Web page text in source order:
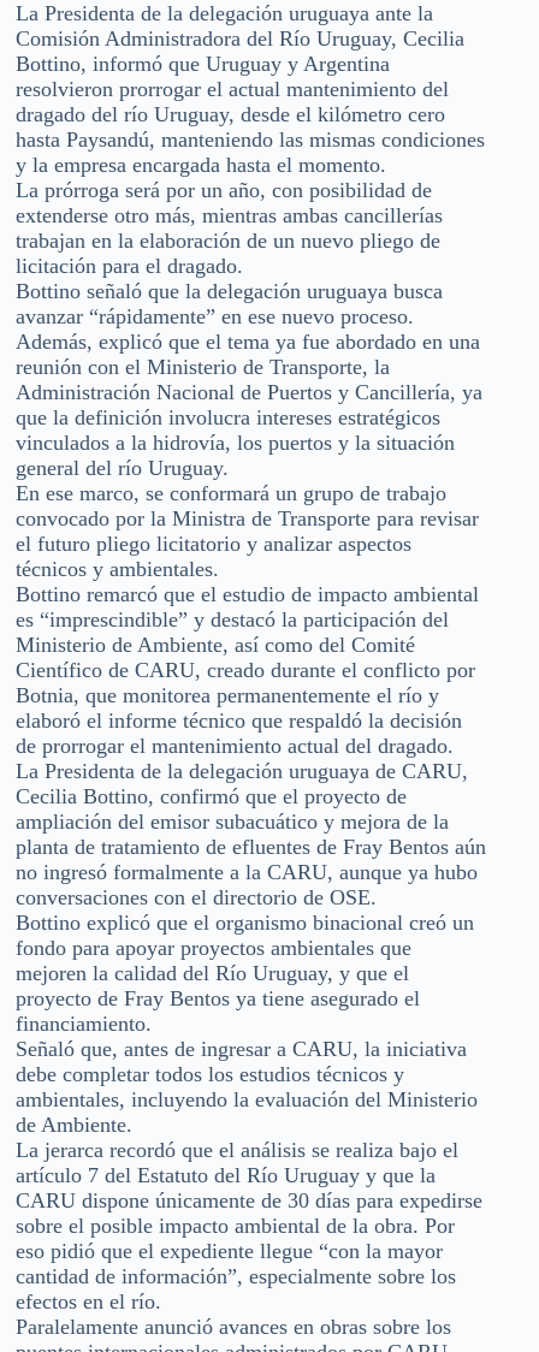
La Presidenta de la delegación uruguaya ante la
Comisión Administradora del Río Uruguay, Cecilia
Bottino, informó que Uruguay y Argentina
resolvieron prorrogar el actual mantenimiento del
dragado del río Uruguay, desde el kilómetro cero
hasta Paysandú, manteniendo las mismas condiciones
y la empresa encargada hasta el momento.
La prórroga será por un año, con posibilidad de
extenderse otro más, mientras ambas cancillerías
trabajan en la elaboración de un nuevo pliego de
licitación para el dragado.
Bottino señaló que la delegación uruguaya busca
avanzar “rápidamente” en ese nuevo proceso.
Además, explicó que el tema ya fue abordado en una
reunión con el Ministerio de Transporte, la
Administración Nacional de Puertos y Cancillería, ya
que la definición involucra intereses estratégicos
vinculados a la hidrovía, los puertos y la situación
general del río Uruguay.
En ese marco, se conformará un grupo de trabajo
convocado por la Ministra de Transporte para revisar
el futuro pliego licitatorio y analizar aspectos
técnicos y ambientales.
Bottino remarcó que el estudio de impacto ambiental
es “imprescindible” y destacó la participación del
Ministerio de Ambiente, así como del Comité
Científico de CARU, creado durante el conflicto por
Botnia, que monitorea permanentemente el río y
elaboró el informe técnico que respaldó la decisión
de prorrogar el mantenimiento actual del dragado.
La Presidenta de la delegación uruguaya de CARU,
Cecilia Bottino, confirmó que el proyecto de
ampliación del emisor subacuático y mejora de la
planta de tratamiento de efluentes de Fray Bentos aún
no ingresó formalmente a la CARU, aunque ya hubo
conversaciones con el directorio de OSE.
Bottino explicó que el organismo binacional creó un
fondo para apoyar proyectos ambientales que
mejoren la calidad del Río Uruguay, y que el
proyecto de Fray Bentos ya tiene asegurado el
financiamiento.
Señaló que, antes de ingresar a CARU, la iniciativa
debe completar todos los estudios técnicos y
ambientales, incluyendo la evaluación del Ministerio
de Ambiente.
La jerarca recordó que el análisis se realiza bajo el
artículo 7 del Estatuto del Río Uruguay y que la
CARU dispone únicamente de 30 días para expedirse
sobre el posible impacto ambiental de la obra. Por
eso pidió que el expediente llegue “con la mayor
cantidad de información”, especialmente sobre los
efectos en el río.
Paralelamente anunció avances en obras sobre los